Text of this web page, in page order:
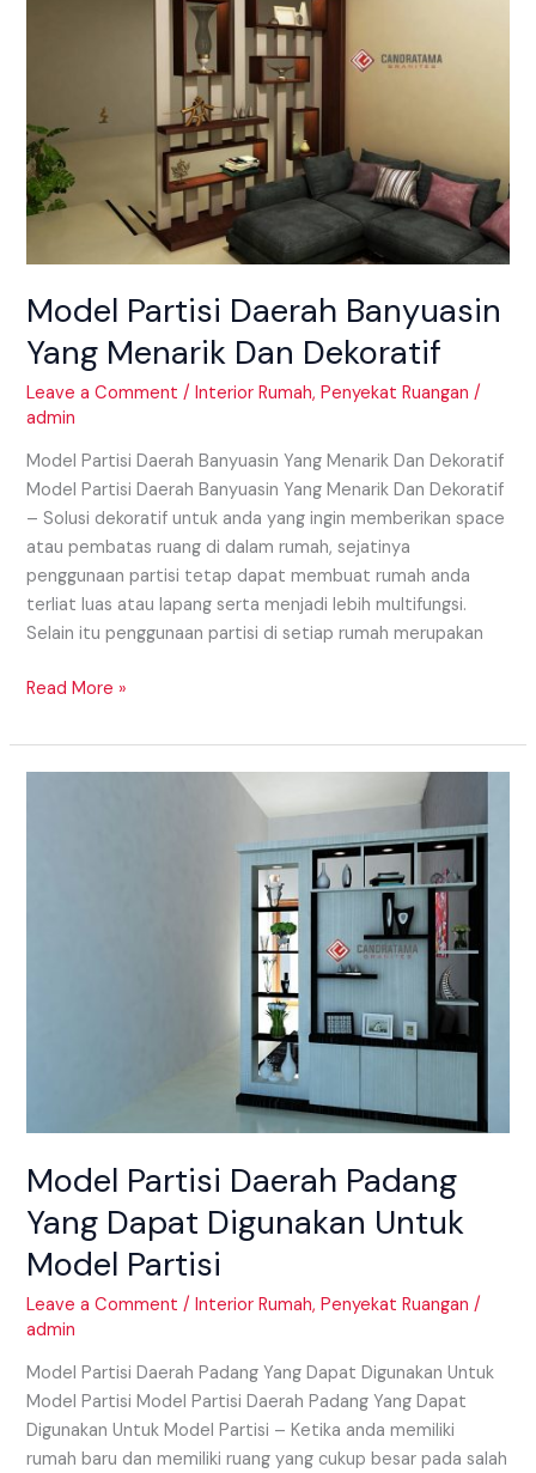
Model Partisi Daerah Banyuasin
Yang Menarik Dan Dekoratif
Leave a Comment /Interior Rumah,Penyekat Ruangan /
admin
Model Partisi Daerah Banyuasin Yang Menarik Dan Dekoratif
Model Partisi Daerah Banyuasin Yang Menarik Dan Dekoratif
– Solusi dekoratif untuk anda yang ingin memberikan space
atau pembatas ruang di dalam rumah, sejatinya
penggunaan partisi tetap dapat membuat rumah anda
terliat luas atau lapang serta menjadi lebih multifungsi.
Selain itu penggunaan partisi di setiap rumah merupakan
Read More »
Model Partisi Daerah Padang
Yang Dapat Digunakan Untuk
Model Partisi
Leave a Comment /Interior Rumah,Penyekat Ruangan /
admin
Model Partisi Daerah Padang Yang Dapat Digunakan Untuk
Model Partisi Model Partisi Daerah Padang Yang Dapat
Digunakan Untuk Model Partisi – Ketika anda memiliki
rumah baru dan memiliki ruang yang cukup besar pada salah